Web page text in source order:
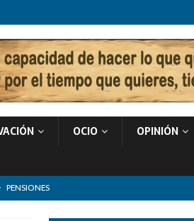
OCIO OPINIÓN
PENSIONES